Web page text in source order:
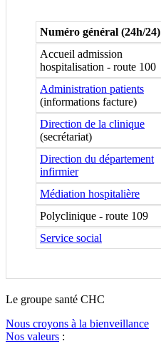
Numéro général (24h/24)
Accueil admission
hospitalisation - route 100
Administration patients
(informations facture)
Direction de la clinique
(secrétariat)
Direction du département
infirmier
Médiation hospitalière
Polyclinique - route 109
Service social
Le groupe santé CHC
Nous croyons à la bienveillance
Nos valeurs :